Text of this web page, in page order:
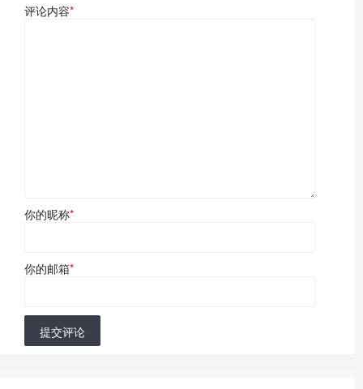
评论内容*
你的昵称*
你的邮箱*
提交评论